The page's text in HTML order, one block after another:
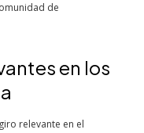
de
en los
relevante en el